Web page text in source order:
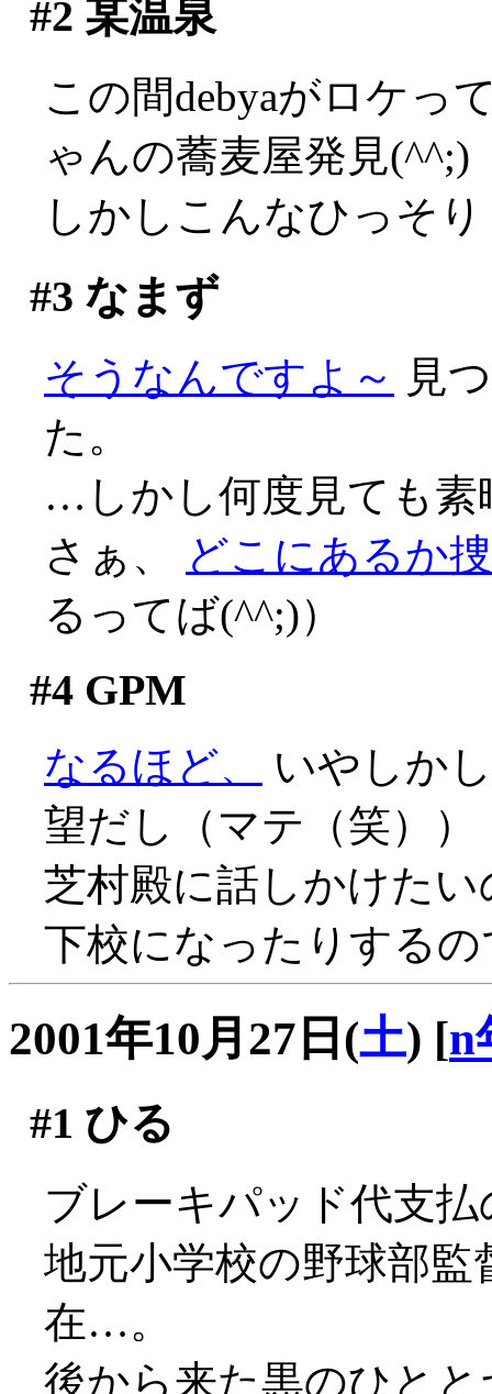
#2 某温泉
この間debyaがロケっ
ゃんの蕎麦屋発見(^^;)
しかしこんなひっそ
#3 なまず
そうなんですよ～
見
た。
…しかし何度見ても素
さぁ、
どこにあるか
るってば(^^;)）
#4GPM
なるほど、
いやしか
望だし（マテ（笑））
芝村殿に話しかけた
下校になったりする
2001年10月27日(土) [n
#1 ひる
ブレーキパッド代支
地元小学校の野球部
在…。
後から来た黒のひと